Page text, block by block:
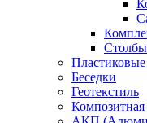
Столбы
Пластиковые
Беседки
Геотекстиль
Композитная